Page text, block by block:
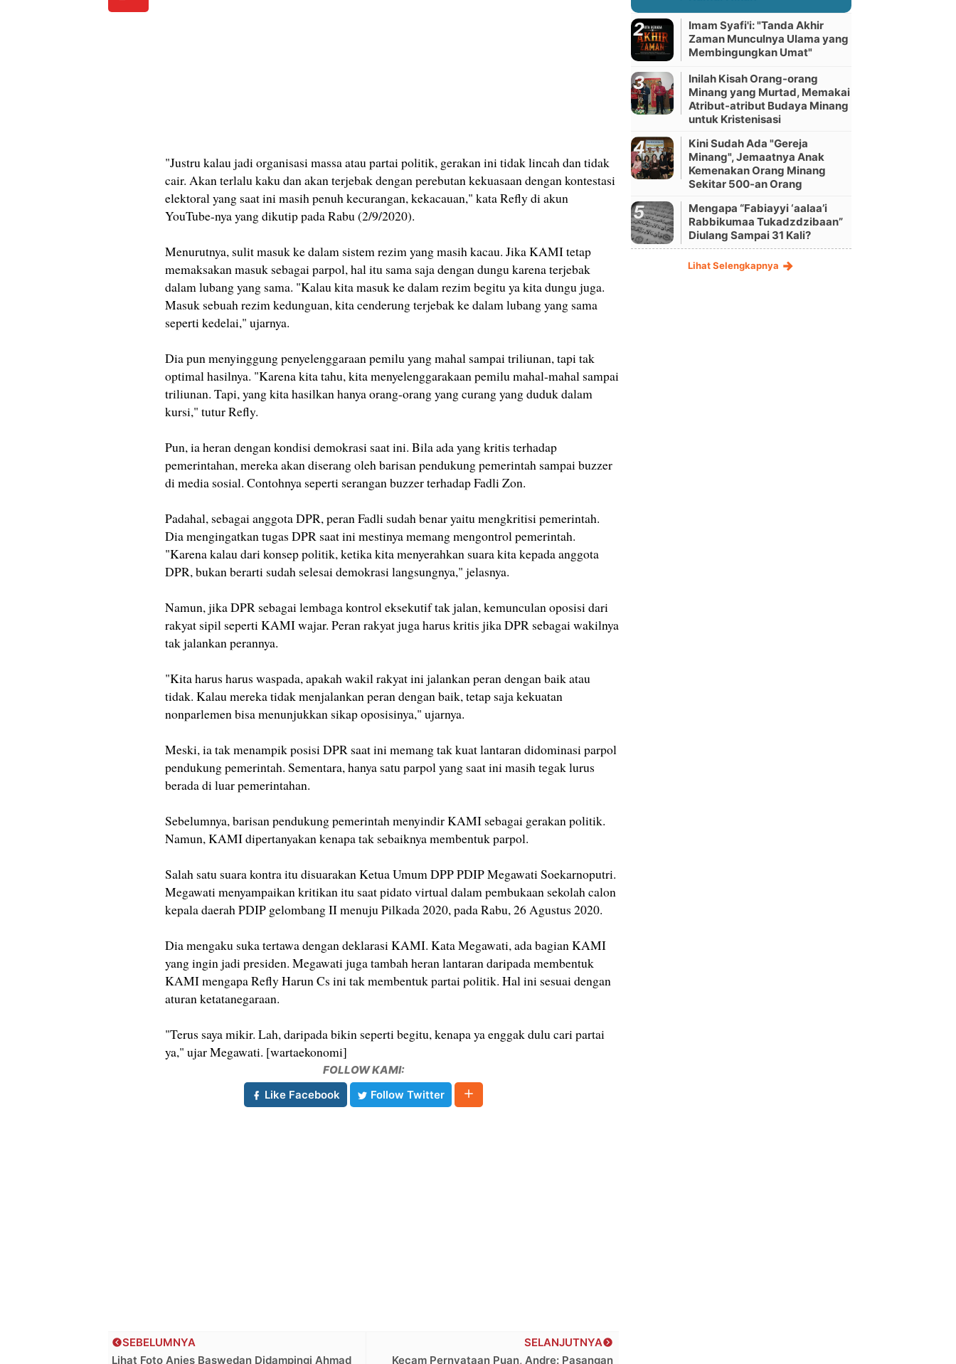
"Justru kalau jadi organisasi massa atau partai politik, gerakan ini tidak lincah dan tidak
cair. Akan terlalu kaku dan akan terjebak dengan perebutan kekuasaan dengan kontestasi
elektoral yang saat ini masih penuh kecurangan, kekacauan," kata Refly di akun
YouTube-nya yang dikutip pada Rabu (2/9/2020).
Menurutnya, sulit masuk ke dalam sistem rezim yang masih kacau. Jika KAMI tetap
memaksakan masuk sebagai parpol, hal itu sama saja dengan dungu karena terjebak
dalam lubang yang sama. "Kalau kita masuk ke dalam rezim begitu ya kita dungu juga.
Masuk sebuah rezim kedunguan, kita cenderung terjebak ke dalam lubang yang sama
seperti kedelai," ujarnya.
Dia pun menyinggung penyelenggaraan pemilu yang mahal sampai triliunan, tapi tak
optimal hasilnya. "Karena kita tahu, kita menyelenggarakaan pemilu mahal-mahal sampai
triliunan. Tapi, yang kita hasilkan hanya orang-orang yang curang yang duduk dalam
kursi," tutur Refly.
Pun, ia heran dengan kondisi demokrasi saat ini. Bila ada yang kritis terhadap
pemerintahan, mereka akan diserang oleh barisan pendukung pemerintah sampai buzzer
di media sosial. Contohnya seperti serangan buzzer terhadap Fadli Zon.
Padahal, sebagai anggota DPR, peran Fadli sudah benar yaitu mengkritisi pemerintah.
Dia mengingatkan tugas DPR saat ini mestinya memang mengontrol pemerintah.
"Karena kalau dari konsep politik, ketika kita menyerahkan suara kita kepada anggota
DPR, bukan berarti sudah selesai demokrasi langsungnya," jelasnya.
Namun, jika DPR sebagai lembaga kontrol eksekutif tak jalan, kemunculan oposisi dari
rakyat sipil seperti KAMI wajar. Peran rakyat juga harus kritis jika DPR sebagai wakilnya
tak jalankan perannya.
"Kita harus harus waspada, apakah wakil rakyat ini jalankan peran dengan baik atau
tidak. Kalau mereka tidak menjalankan peran dengan baik, tetap saja kekuatan
nonparlemen bisa menunjukkan sikap oposisinya," ujarnya.
Meski, ia tak menampik posisi DPR saat ini memang tak kuat lantaran didominasi parpol
pendukung pemerintah. Sementara, hanya satu parpol yang saat ini masih tegak lurus
berada di luar pemerintahan.
Sebelumnya, barisan pendukung pemerintah menyindir KAMI sebagai gerakan politik.
Namun, KAMI dipertanyakan kenapa tak sebaiknya membentuk parpol.
Salah satu suara kontra itu disuarakan Ketua Umum DPP PDIP Megawati Soekarnoputri.
Megawati menyampaikan kritikan itu saat pidato virtual dalam pembukaan sekolah calon
kepala daerah PDIP gelombang II menuju Pilkada 2020, pada Rabu, 26 Agustus 2020.
Dia mengaku suka tertawa dengan deklarasi KAMI. Kata Megawati, ada bagian KAMI
yang ingin jadi presiden. Megawati juga tambah heran lantaran daripada membentuk
KAMI mengapa Refly Harun Cs ini tak membentuk partai politik. Hal ini sesuai dengan
aturan ketatanegaraan.
"Terus saya mikir. Lah, daripada bikin seperti begitu, kenapa ya enggak dulu cari partai
ya," ujar Megawati. [wartaekonomi]
FOLLOW KAMI:
Like Facebook
Follow Twitter
SELANJUTNYA
Kecam Pernyataan Puan, Andre: Pasangan
SEBELUMNYA
Lihat Foto Anies Baswedan Didampingi Ahmad
Imam Syafi'i: "Tanda Akhir
Zaman Munculnya Ulama yang
Membingungkan Umat"
Inilah Kisah Orang-orang
Minang yang Murtad, Memakai
Atribut-atribut Budaya Minang
untuk Kristenisasi
Kini Sudah Ada "Gereja
Minang", Jemaatnya Anak
Kemenakan Orang Minang
Sekitar 500-an Orang
Mengapa “Fabiayyi ‘aalaa’i
Rabbikumaa Tukadzdzibaan”
Diulang Sampai 31 Kali?
Lihat Selengkapnya